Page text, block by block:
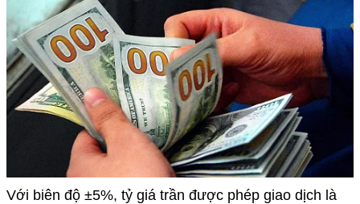
Với biên độ ±5%, tỷ giá trần được phép giao dịch là